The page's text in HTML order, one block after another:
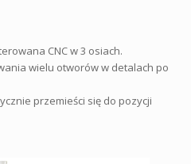
CNC w 3 osiach.
wielu otworów w detalach po
przemieści się do pozycji